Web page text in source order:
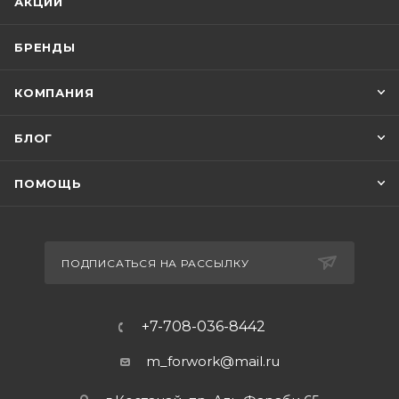
БРЕНДЫ
КОМПАНИЯ
БЛОГ
ПОМОЩЬ
ПОДПИСАТЬСЯ НА РАССЫЛКУ
+7-708-036-8442
m_forwork@mail.ru